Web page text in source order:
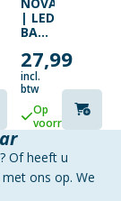
| LED
BALK
|
57CM
|
3000K
EN
4000K
KEUKEN
27,99
incl.
btw
Op
voorraad
Of heeft u
ons op. We